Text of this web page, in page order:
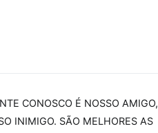
CONOSCO É NOSSO AMIGO,
INIMIGO. SÃO MELHORES AS